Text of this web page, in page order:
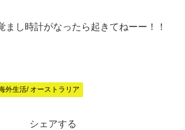
まし時計がなったら起きてねーー！！
外生活/ オーストラリア
シェアする